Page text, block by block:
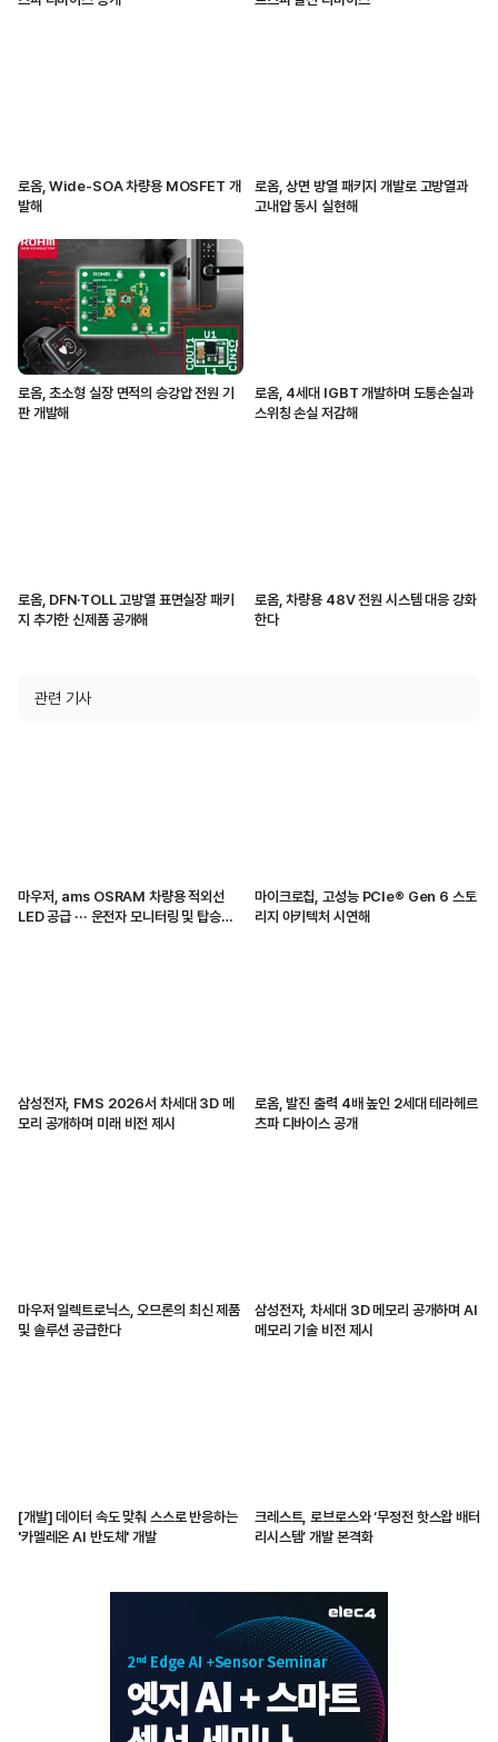
로옴, Wide-SOA 차량용 MOSFET 개
발해
로옴, 상면 방열 패키지 개발로 고방열과
고내압 동시 실현해
로옴, 초소형 실장 면적의 승강압 전원 기
판 개발해
로옴, 4세대 IGBT 개발하며 도통손실과
스위칭 손실 저감해
로옴, DFN·TOLL 고방열 표면실장 패키
지 추가한 신제품 공개해
로옴, 차량용 48V 전원 시스템 대응 강화
한다
관련 기사
마우저, ams OSRAM 차량용 적외선
LED 공급 ··· 운전자 모니터링 및 탑승자
마이크로칩, 고성능 PCIe® Gen 6 스토
리지 아키텍처 시연해
삼성전자, FMS 2026서 차세대 3D 메
모리 공개하며 미래 비전 제시
로옴, 발진 출력 4배 높인 2세대 테라헤르
츠파 디바이스 공개
마우저 일렉트로닉스, 오므론의 최신 제품
및 솔루션 공급한다
삼성전자, 차세대 3D 메모리 공개하며 AI
메모리 기술 비전 제시
[개발] 데이터 속도 맞춰 스스로 반응하는
'카멜레온 AI 반도체' 개발
크레스트, 로브로스와 ‘무정전 핫스왑 배터
리시스템’ 개발 본격화